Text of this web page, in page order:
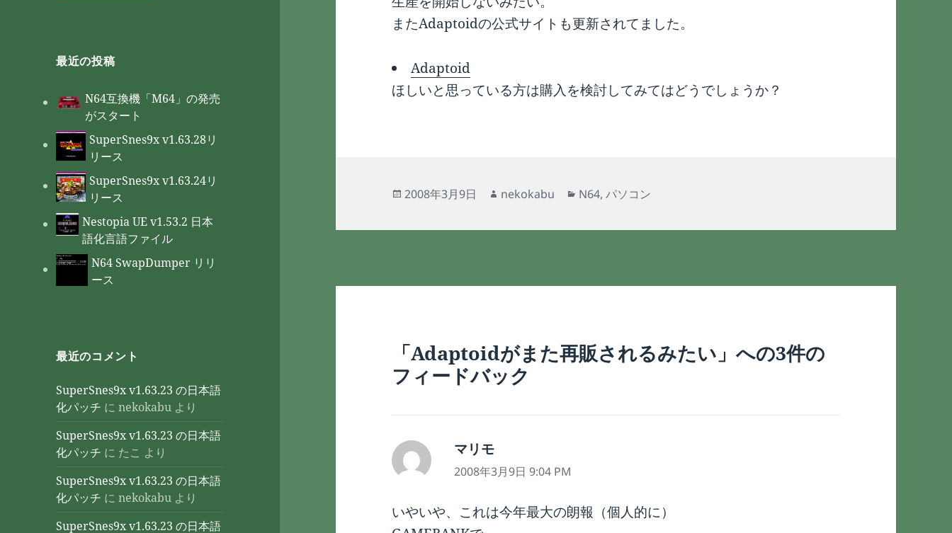
ブ
最近の投稿
N64互換機「M64」の発売
がスタート
SuperSnes9x v1.63.28リ
リース
SuperSnes9x v1.63.24リ
リース
Nestopia UE v1.53.2 日本
語化言語ファイル
N64 SwapDumper リリ
ース
最近のコメント
SuperSnes9x v1.63.23 の日本語
化パッチ にnekokabu より
SuperSnes9x v1.63.23 の日本語
化パッチ に たこ より
SuperSnes9x v1.63.23 の日本語
化パッチ にnekokabu より
SuperSnes9x v1.63.23 の日本語
またAdaptoidの公式サイトも更新されてました。
Adaptoid
ほしいと思っている方は購入を検討してみてはどうでしょうか？
投
日:
2008年3月9日
作
者
nekokabu
カ
ゴ
N64,パソコン
「Adaptoidがまた再販されるみたい」への3件の
フィードバック
マリモ
り:
2008年3月9日 9:04 PM
いやいや、これは今年最大の朗報（個人的に）